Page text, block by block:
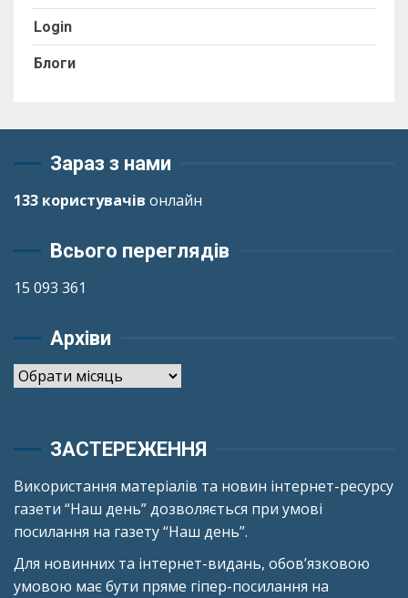
Login
Блоги
Зараз з нами
133 користувачів онлайн
Всього переглядів
15 093 361
Архіви
Архіви
ЗАСТЕРЕЖЕННЯ
Використання матеріалів та новин інтернет-ресурсу
газети “Наш день” дозволяється при умові
посилання на газету “Наш день”.
Для новинних та інтернет-видань, обов’язковою
умовою має бути пряме гіпер-посилання на